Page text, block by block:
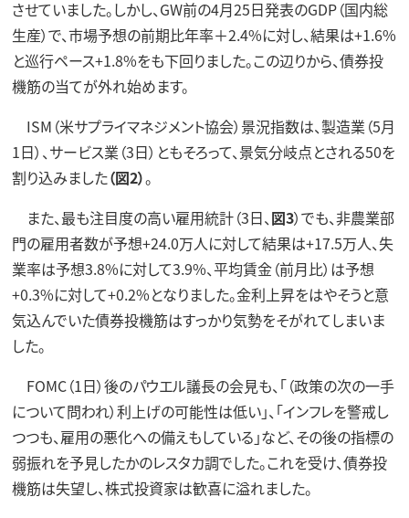
させていました。しかし、GW前の4月25日発表のGDP（国内総
生産）で、市場予想の前期比年率＋2.4%に対し、結果は+1.6%
と巡行ペース+1.8%をも下回りました。この辺りから、債券投
機筋の当てが外れ始めます。
ISM（米サプライマネジメント協会）景況指数は、製造業（5月
1日）、サービス業（3日）ともそろって、景気分岐点とされる50を
割り込みました（図2）。
また、最も注目度の高い雇用統計（3日、 図3）でも、非農業部
門の雇用者数が予想+24.0万人に対して結果は+17.5万人、失
業率は予想3.8%に対して3.9%、平均賃金（前月比）は予想
+0.3%に対して+0.2%となりました。金利上昇をはやそうと意
気込んでいた債券投機筋はすっかり気勢をそがれてしまいま
した。
FOMC（1日）後のパウエル議長の会見も、「（政策の次の一手
について問われ）利上げの可能性は低い」、「インフレを警戒し
つつも、雇用の悪化への備えもしている」など、その後の指標の
弱振れを予見したかのレスタカ調でした。これを受け、債券投
機筋は失望し、株式投資家は歓喜に溢れました。